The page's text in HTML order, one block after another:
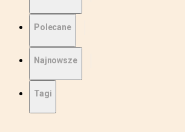
Polecane
Najnowsze
Tagi